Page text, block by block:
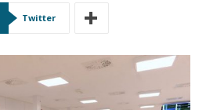
Twitter